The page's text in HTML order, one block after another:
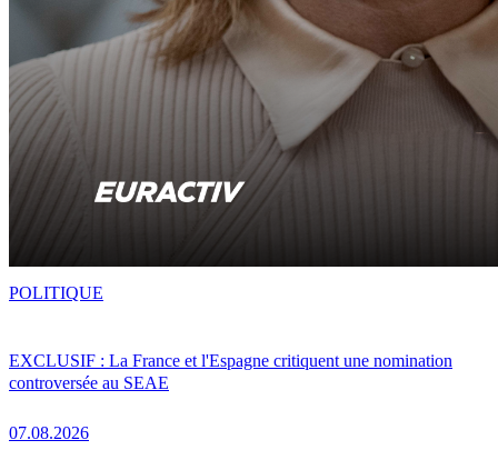
EXCLUSIF : La France et l'Espagne critiquent une nomination
controversée au SEAE
07.08.2026
POLITIQUE